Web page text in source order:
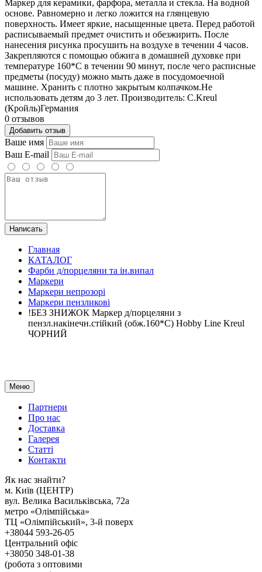
Маркер для керамики, фарфора, металла и стекла. На водной
основе. Равномерно и легко ложится на глянцевую
поверхность. Имеет яркие, насыщенные цвета. Перед работой
расписываемый предмет очистить и обезжирить. После
нанесения рисунка просушить на воздухе в течении 4 часов.
Закрепляются с помощью обжига в домашней духовке при
температуре 160*C в течении 90 минут, после чего расписные
предметы (посуду) можно мыть даже в посудомоечной
машине. Хранить с плотно закрытым колпачком.Не
использовать детям до 3 лет. Производитель: С.Kreul
(Кройль)Германия
0 отзывов
Добавить отзыв
Ваше имя
Ваш E-mail
Написать
Главная
КАТАЛОГ
Фарби д/порцеляни та ін.випал
Маркери
Маркери непрозорі
Маркери пензликові
!БЕЗ ЗНИЖОК Маркер д/порцеляни з
пензл.накінечн.стійкий (обж.160*С) Hobby Line Kreul
ЧОРНИЙ
Меню
Партнери
Про нас
Доставка
Галерея
Статтi
Контакти
Як наc знайти?
м. Киïв (ЦЕНТР)
вул. Велика Васильківська, 72а
метро «Олімпійська»
ТЦ «Олімпійський», 3-й поверх
+38044 593-26-05
Центральний офіс
+38050 348-01-38
(робота з оптовими